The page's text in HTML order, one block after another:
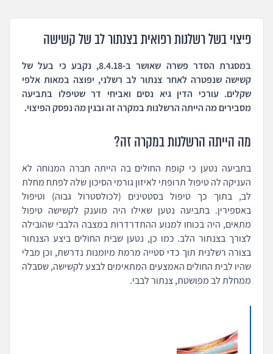
פיצוי בשל רשלנות רפואית בצנתור לב של קשישה
במסגרת הסדר פשרה שאושר ב-8.4.18, נקבע כי בעל של
קשישה שנפטרה לאחר צנתור לב רשלני, יפוצה במאות אלפי
שקלים. עורכי הדין גיא נסים ואביחי דר שטיפלו בתביעה
מסבירים מה הייתה הרשלנות במקרה זה ובגין מה נפסק הפיצוי.
מה הייתה הרשלנות במקרה זה?
בתביעה נטען כי קופת החולים בה הייתה חברה המנוחה לא
העניקה לה טיפול תרופתי לאיזון גורמי הסיכון שלה לפתח מחלת
לב, בתוך כך טיפול בסטטינים (לכולסטרול גבוה) וטיפול
באספירין. בתביעה נטען שאילו היה מוענק לקשישה טיפול
מתאים, היה בכוחו למנוע ההתדרדרות במצבה הלבבי שהובילה
לצורך בצנתור הלב. כמו כן, נטען שבית החולים ביצע הצנתור
בצורה רשלנית תוך כדי סטייה מרמת מיומנות נדרשת, וכן מבלי
שהיו לבית החולים האמצעים המתאימים לבצע לקשישה, שסבלה
ממחלת לב מפושטת, צנתור לבבי.